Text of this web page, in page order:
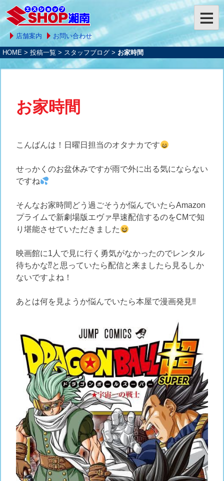
店舗案内 お問い合わせ
HOME > 投稿一覧 > スタッフブログ > お家時間
お家時間
こんばんは！日曜日担当のオタナカです
せっかくのお盆休みですが雨で外に出る気にならない
ですね
そんなお家時間どう過ごそうか悩んでいたらAmazon
プライムで新劇場版エヴァ早速配信するのをCMで知
り堪能させていただきました
映画館に1人で見に行く勇気がなかったのでレンタル
待ちかな⁇と思っていたら配信と来ましたら見るしか
ないですよね！
あとは何を見ようか悩んでいたら本屋で漫画発見‼︎